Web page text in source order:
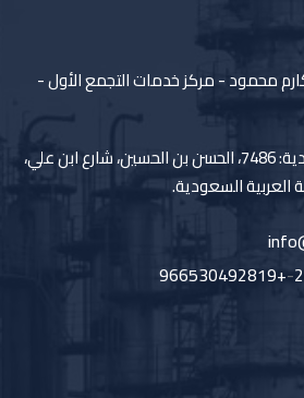
إف 6 شارع كارم محمود - مركز خدمات التجمع الأول -
المملكة العربية السعودية: 7486، الحسن بن الحسين، شارع ابن علي،
العربية السعودية.
-
+966530492819